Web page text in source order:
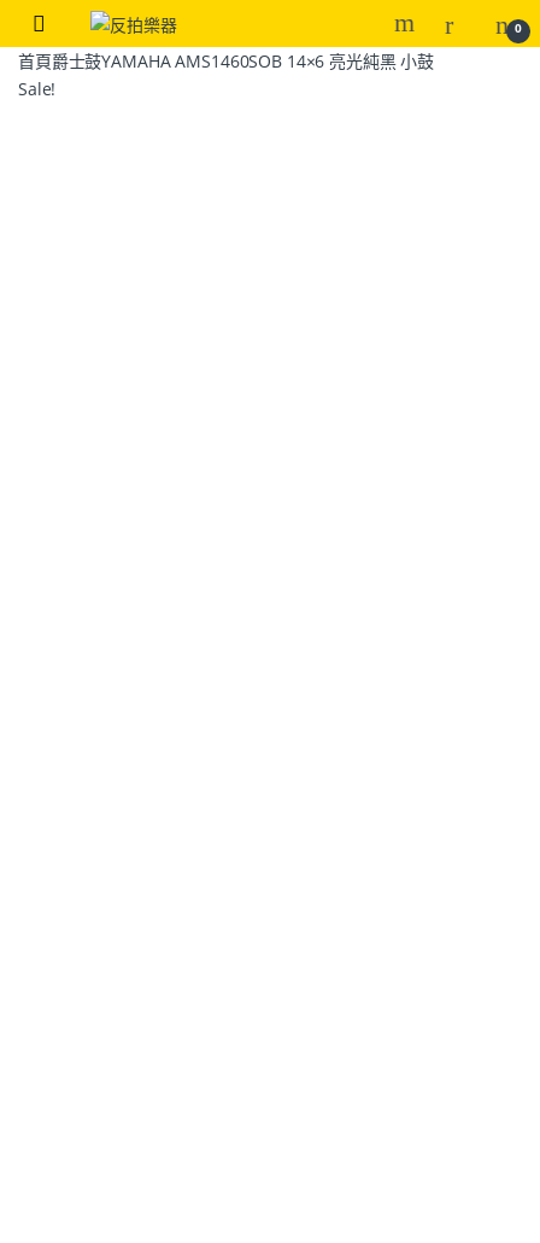
0
首頁爵士鼓YAMAHA AMS1460SOB 14×6 亮光純黑 小鼓
Sale!